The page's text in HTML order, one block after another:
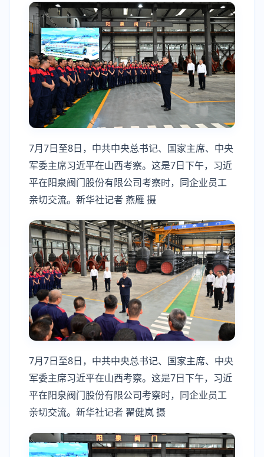
7月7日至8日，中共中央总书记、国家主席、中央
军委主席习近平在山西考察。这是7日下午，习近
平在阳泉阀门股份有限公司考察时，同企业员工
亲切交流。新华社记者 燕雁 摄
7月7日至8日，中共中央总书记、国家主席、中央
军委主席习近平在山西考察。这是7日下午，习近
平在阳泉阀门股份有限公司考察时，同企业员工
亲切交流。新华社记者 翟健岚 摄